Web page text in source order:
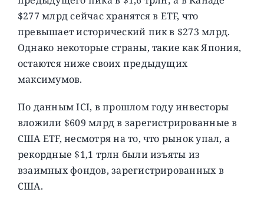
$277 млрд сейчас хранятся в ETF, что
превышает исторический пик в $273 млрд.
Однако некоторые страны, такие как Япония,
остаются ниже своих предыдущих
максимумов.
По данным ICI, в прошлом году инвесторы
вложили $609 млрд в зарегистрированные в
США ETF, несмотря на то, что рынок упал, а
рекордные $1,1 трлн были изъяты из
взаимных фондов, зарегистрированных в
США.